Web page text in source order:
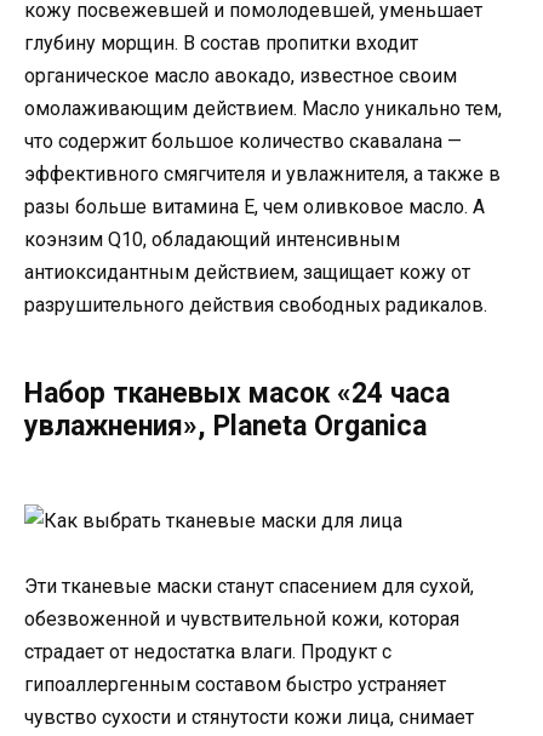
кожу посвежевшей и помолодевшей, уменьшает
глубину морщин. В состав пропитки входит
органическое масло авокадо, известное своим
омолаживающим действием. Масло уникально тем,
что содержит большое количество скавалана —
эффективного смягчителя и увлажнителя, а также в
разы больше витамина Е, чем оливковое масло. А
коэнзим Q10, обладающий интенсивным
антиоксидантным действием, защищает кожу от
разрушительного действия свободных радикалов.
Набор тканевых масок «24 часа
увлажнения», Planeta Organica
Эти тканевые маски станут спасением для сухой,
обезвоженной и чувствительной кожи, которая
страдает от недостатка влаги. Продукт с
гипоаллергенным составом быстро устраняет
чувство сухости и стянутости кожи лица, снимает